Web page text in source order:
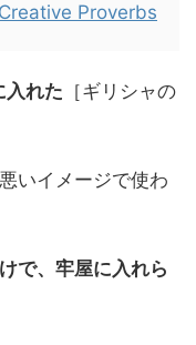
Creative Proverbs
入れた ［ギリシャの
いイメージで使わ
で、牢屋に入れら